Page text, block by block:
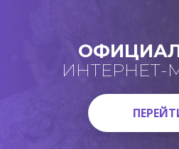
ИНТЕРНЕТ-